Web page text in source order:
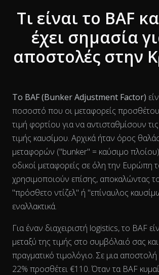
View as data table, Chart
Τι είναι το BAF
έχει σημασία
αποστολές στην
Το BAF (Bunker Adjustment Factor)
ποσοστό που οι μεταφορείς
τιμή φορτίου για να αντισταθμίσουν
τιμής καυσίμου. Αρχικά ήταν όρος
μεταφορών ("bunker" = καύσιμο
οδικοί μεταφορείς σε όλη την Ευρώπη
χρησιμοποιούν επίσης, αποκαλώντας
"πρόσθετο ντίζελ" ή "επίναυλος
εναλλακτικά.
Για έναν διαχειριστή logistics, το BAF
μεταξύ της τιμής στο συμβόλαιό σας
πραγματικό τιμολόγιο. Σε μια
22% προσθέτει €110. Όταν τα BAF